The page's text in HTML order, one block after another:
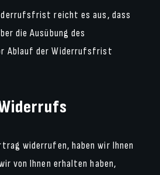
reicht es aus, dass
die Ausübung des
Ablauf der Widerrufsfrist
widerrufen, haben wir Ihnen
von Ihnen erhalten haben,